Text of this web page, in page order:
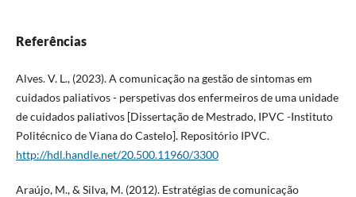
Referências
Alves. V. L., (2023). A comunicação na gestão de sintomas em
cuidados paliativos - perspetivas dos enfermeiros de uma unidade
de cuidados paliativos [Dissertação de Mestrado, IPVC -Instituto
Politécnico de Viana do Castelo]. Repositório IPVC.
http://hdl.handle.net/20.500.11960/3300
Araújo, M., & Silva, M. (2012). Estratégias de comunicação